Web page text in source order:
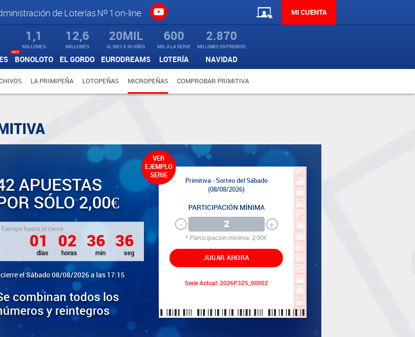
de Loterías Nº 1 on-line MI CUENTA
1,1
MILLONES
BONOLOTO
HOY
12,6
MILLONES
EL GORDO
20MIL
AL MES X 3O AÑOS
EURODREAMS
600
MIL A LA SERIE
LOTERÍA
2.870
MILLONES EN PREMIOS
NAVIDAD
LA PRIMIPEÑA LOTOPEÑAS MICROPEÑAS COMPROBAR PRIMITIVA
APUESTAS
SÓLO 2,00€
Tiempo hasta el cierre
01
días
02
horas
36
min
35
seg
el Sábado 08/08/2026 a las 17:15
combinan todos los
y reintegros
VER
EJEMPLO
SERIE
Primitiva - Sorteo del Sábado
(08/08/2026)
PARTICIPACIÓN MÍNIMA
- +
* Participación mínima: 2,00€
JUGAR AHORA
Serie Actual: 2026P32S_00002